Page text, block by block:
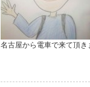
名古屋から電車で来て頂